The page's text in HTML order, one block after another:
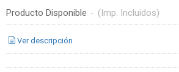
Producto Disponible - (Imp. Incluidos)
Ver descripción